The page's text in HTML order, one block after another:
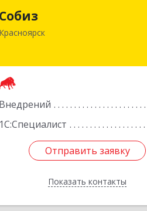
Собиз
Красноярск
Внедрений
1С:Специалист
Отправить заявку
Показать контакты
Красноярск г, Ладо Кецховели
Отправить заявку
Назад